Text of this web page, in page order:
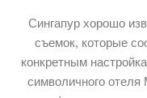
Сингапур хорошо
съемок, которые
конкретным
символичного